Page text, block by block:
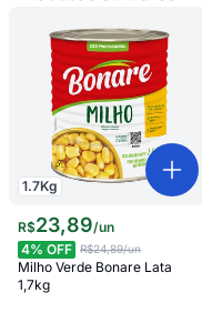
1.7Kg
R$23,89/un
4% OFF R$24,89/un
Milho Verde Bonare Lata
1,7kg